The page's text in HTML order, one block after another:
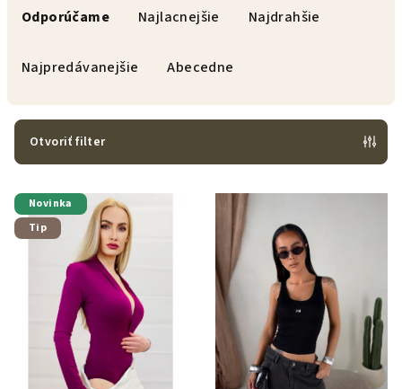
p
r
o
d
Odporúčame Najlacnejšie Najdrahšie
Najpredávanejšie Abecedne
Otvoriť filter
V
ý
p
Novinka
Tip